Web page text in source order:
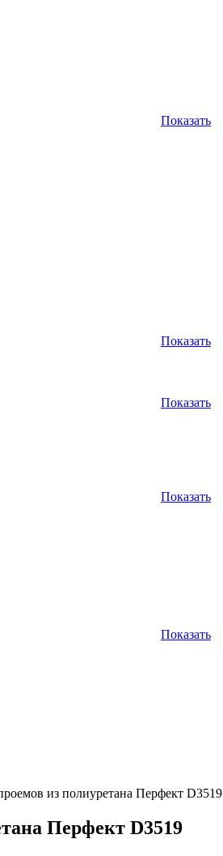
Показать
Показать
Показать
Показать
Показать
из полиуретана Перфект D3519
Перфект D3519